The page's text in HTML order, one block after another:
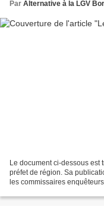
Par Alternative à la LGV
Le document ci-dessous est
préfet de région. Sa
les commissaires